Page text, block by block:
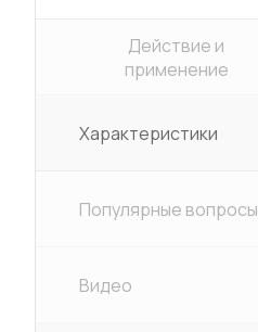
Действие и
применение
Характеристики
Популярные вопросы
Видео